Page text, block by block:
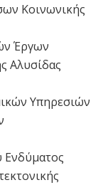
Κοινωνικής
Έργων
Αλυσίδας
Υπηρεσιών
Ενδύματος